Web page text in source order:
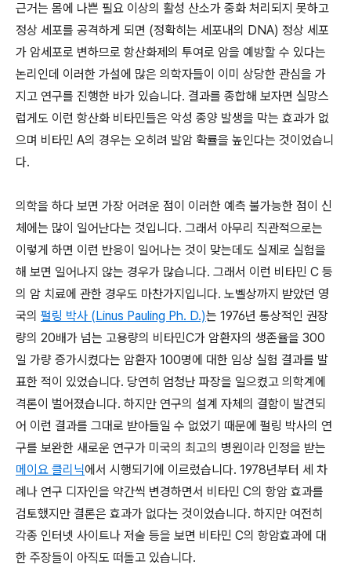
근거는 몸에 나쁜 필요 이상의 활성 산소가 중화 처리되지 못하고
정상 세포를 공격하게 되면 (정확히는 세포내의 DNA) 정상 세포
가 암세포로 변하므로 항산화제의 투여로 암을 예방할 수 있다는
논리인데 이러한 가설에 많은 의학자들이 이미 상당한 관심을 가
지고 연구를 진행한 바가 있습니다. 결과를 종합해 보자면 실망스
럽게도 이런 항산화 비타민들은 악성 종양 발생을 막는 효과가 없
으며 비타민 A의 경우는 오히려 발암 확률을 높인다는 것이었습니
다.
의학을 하다 보면 가장 어려운 점이 이러한 예측 불가능한 점이 신
체에는 많이 일어난다는 것입니다. 그래서 아무리 직관적으로는
이렇게 하면 이런 반응이 일어나는 것이 맞는데도 실제로 실험을
해 보면 일어나지 않는 경우가 많습니다. 그래서 이런 비타민 C 등
의 암 치료에 관한 경우도 마찬가지입니다. 노벨상까지 받았던 영
국의 펄링 박사 (Linus Pauling Ph. D.)는 1976년 통상적인 권장
량의 20배가 넘는 고용량의 비타민C가 암환자의 생존율을 300
일 가량 증가시켰다는 암환자 100명에 대한 임상 실험 결과를 발
표한 적이 있었습니다. 당연히 엄청난 파장을 일으켰고 의학계에
격론이 벌어졌습니다. 하지만 연구의 설계 자체의 결함이 발견되
어 이런 결과를 그대로 받아들일 수 없었기 때문에 펄링 박사의 연
구를 보완한 새로운 연구가 미국의 최고의 병원이라 인정을 받는
메이요 클리닉에서 시행되기에 이르렀습니다. 1978년부터 세 차
례나 연구 디자인을 약간씩 변경하면서 비타민 C의 항암 효과를
검토했지만 결론은 효과가 없다는 것이었습니다. 하지만 여전히
각종 인터넷 사이트나 저술 등을 보면 비타민 C의 항암효과에 대
한 주장들이 아직도 떠돌고 있습니다.